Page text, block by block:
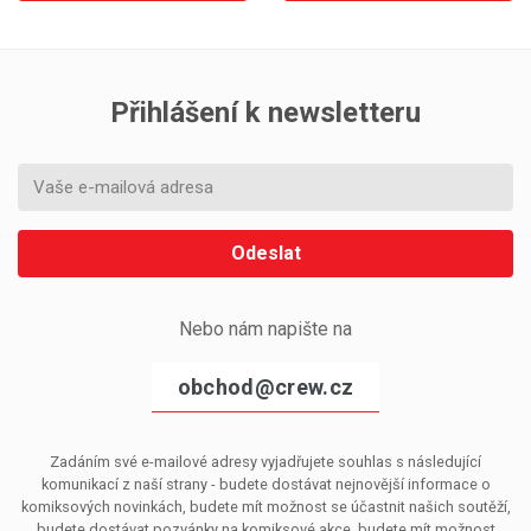
Přihlášení k newsletteru
Odeslat
Nebo nám napište na
obchod@crew.cz
Zadáním své e-mailové adresy vyjadřujete souhlas s následující
komunikací z naší strany - budete dostávat nejnovější informace o
komiksových novinkách, budete mít možnost se účastnit našich soutěží,